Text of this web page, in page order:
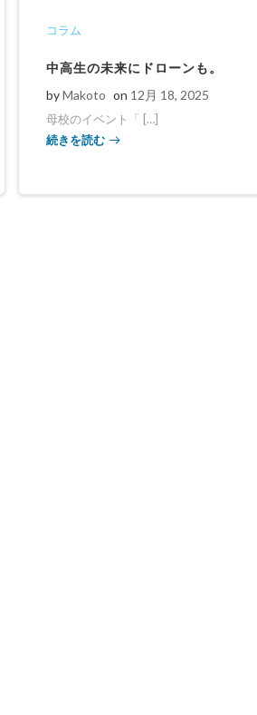
コラム
中高生の未来にドローンも。
byMakoto on 12月 18, 2025
母校のイベント「 […]
続きを読む